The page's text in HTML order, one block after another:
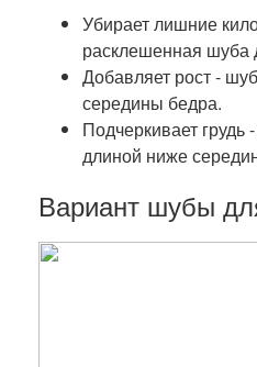
Убирает лишние
расклешенная шуба
Добавляет рост -
середины бедра.
Подчеркивает грудь
длиной ниже
Вариант шубы